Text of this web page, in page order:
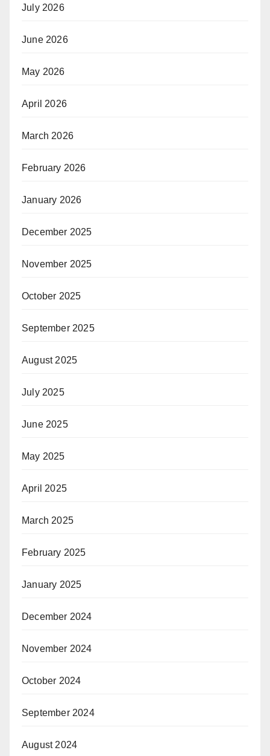
July 2026
June 2026
May 2026
April 2026
March 2026
February 2026
January 2026
December 2025
November 2025
October 2025
September 2025
August 2025
July 2025
June 2025
May 2025
April 2025
March 2025
February 2025
January 2025
December 2024
November 2024
October 2024
September 2024
August 2024